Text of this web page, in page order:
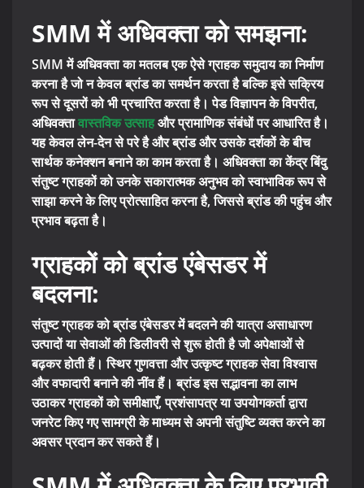
SMM में अधिवक्ता को समझना:
SMM में अधिवक्ता का मतलब एक ऐसे ग्राहक समुदाय का निर्माण
करना है जो न केवल ब्रांड का समर्थन करता है बल्कि इसे सक्रिय
रूप से दूसरों को भी प्रचारित करता है। पेड विज्ञापन के विपरीत,
अधिवक्तावास्तविक उत्साहऔर प्रामाणिक संबंधों पर आधारित है।
यह केवल लेन-देन से परे है और ब्रांड और उसके दर्शकों के बीच
सार्थक कनेक्शन बनाने का काम करता है। अधिवक्ता का केंद्र बिंदु
संतुष्ट ग्राहकों को उनके सकारात्मक अनुभव को स्वाभाविक रूप से
साझा करने के लिए प्रोत्साहित करना है, जिससे ब्रांड की पहुंच और
प्रभाव बढ़ता है।
ग्राहकों को ब्रांड एंबेसडर में
बदलना:
संतुष्ट ग्राहक को ब्रांड एंबेसडर में बदलने की यात्रा असाधारण
उत्पादों या सेवाओं की डिलीवरी से शुरू होती है जो अपेक्षाओं से
बढ़कर होती हैं। स्थिर गुणवत्ता और उत्कृष्ट ग्राहक सेवा विश्वास
और वफादारी बनाने की नींव हैं। ब्रांड इस सद्भावना का लाभ
उठाकर ग्राहकों को समीक्षाएँ, प्रशंसापत्र या उपयोगकर्ता द्वारा
जनरेट किए गए सामग्री के माध्यम से अपनी संतुष्टि व्यक्त करने का
अवसर प्रदान कर सकते हैं।